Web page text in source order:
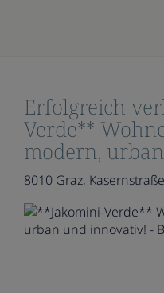
Erfolgreich
Verde**
modern,
8010 Graz,